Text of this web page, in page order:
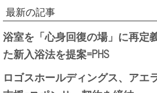
最新の記事
浴室を「心身回復の場」に再定
た新入浴法を提案=PHS
ロゴスホールディングス、アエ